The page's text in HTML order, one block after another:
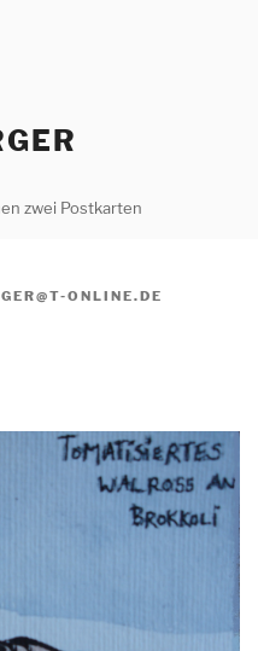
zwei Postkarten
ONLINE.DE